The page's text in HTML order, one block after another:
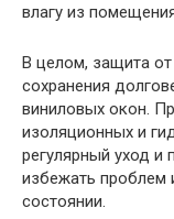
влагу из
В целом, защита
сохранения
виниловых окон.
изоляционных и
регулярный уход и
избежать проблем
состоянии.